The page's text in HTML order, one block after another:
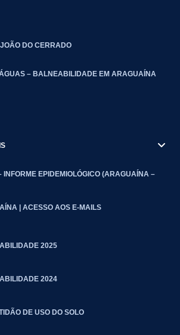
DO CERRADO
– BALNEABILIDADE EM ARAGUAÍNA
INFORME EPIDEMIOLÓGICO (ARAGUAÍNA –
| ACESSO AOS E-MAILS
2025
2024
DE USO DO SOLO